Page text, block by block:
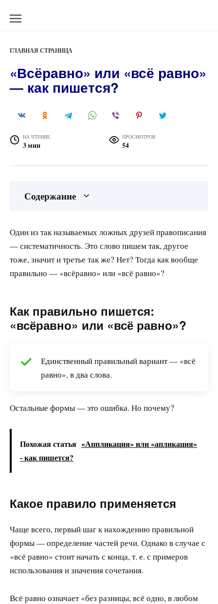
ГЛАВНАЯ СТРАНИЦА
«Всёравно» или «всё равно»
— как пишется?
НА ЧТЕНИЕ
3 мин
ПРОСМОТРОВ
54
Содержание
Один из так называемых ложных друзей правописания
— систематичность. Это слово пишем так, другое
тоже, значит и третье так же? Нет? Тогда как вообще
правильно — «всёравно» или «всё равно»?
Как правильно пишется:
«всёравно» или «всё равно»?
Единственный правильный вариант — «всё
равно», в два слова.
Остальные формы — это ошибка. Но почему?
Похожая статья «Аппликация» или «апликация»
- как пишется?
Какое правило применяется
Чаще всего, первый шаг к нахождению правильной
формы — определение частей речи. Однако в случае с
«всё равно» стоит начать с конца, т. е. с примеров
использования и значения сочетания.
Всё равно означает «без разницы, всё одно, в любом